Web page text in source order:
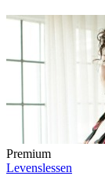
Premium
Levenslessen